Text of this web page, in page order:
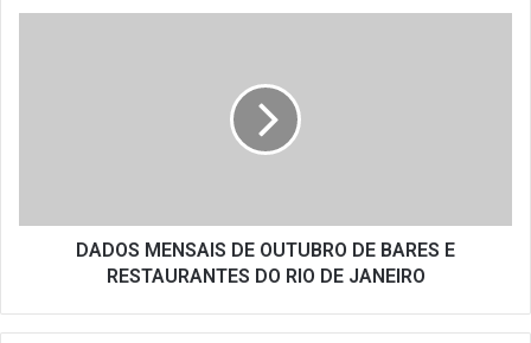
DO
DADOS MENSAIS DE OUTUBRO DE BARES E
RESTAURANTES DO RIO DE JANEIRO